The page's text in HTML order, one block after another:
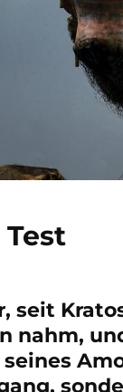
seit
nahm,